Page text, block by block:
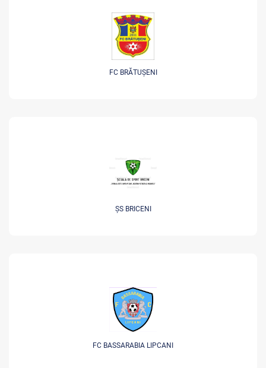
FC BRĂTUȘENI
ȘS BRICENI
FC BASSARABIA LIPCANI